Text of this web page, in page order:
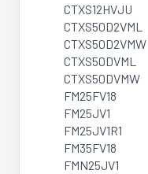
CTXS12HVJU
CTXS50D2VML
CTXS50D2VMW
CTXS50DVML
CTXS50DVMW
FM25FV18
FM25JV1
FM25JV1R1
FM35FV18
FMN25JV1